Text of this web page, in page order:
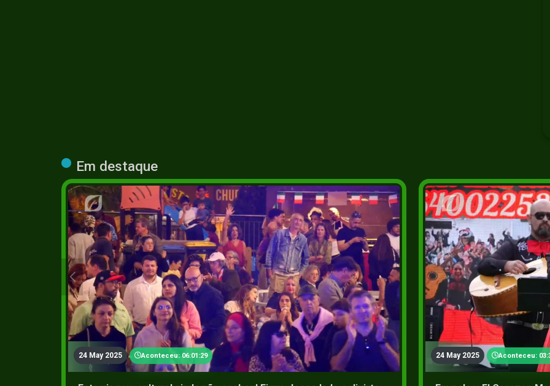
Em destaque
24 May 2025 Aconteceu: 06:01:29
2+
24 May 2025 Aconteceu: